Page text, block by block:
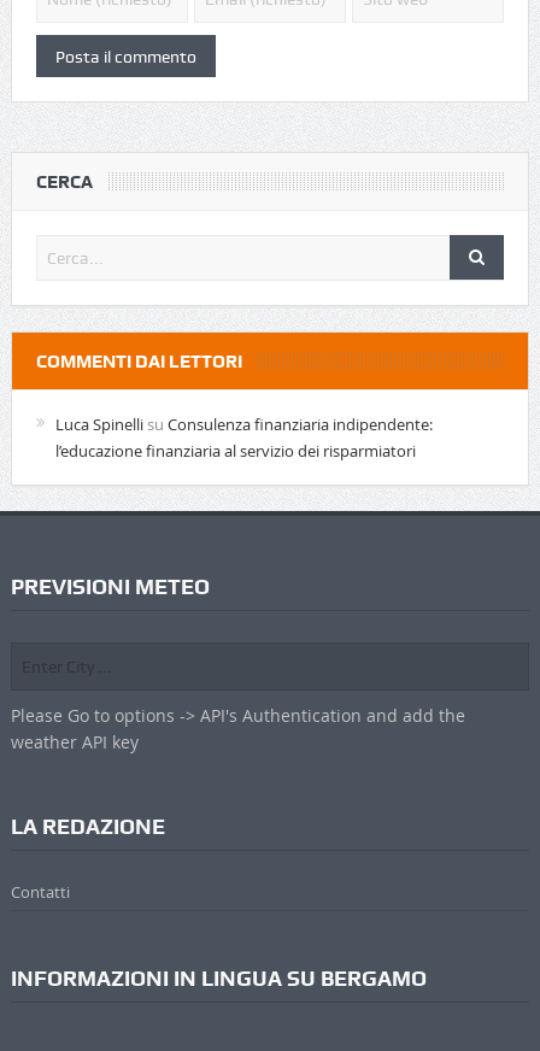
CERCA
COMMENTI DAI LETTORI
Luca Spinellisu Consulenza finanziaria indipendente:
l’educazione finanziaria al servizio dei risparmiatori
PREVISIONI METEO
Please Go to options -> API's Authentication and add the
weather API key
LA REDAZIONE
Contatti
INFORMAZIONI IN LINGUA SU BERGAMO